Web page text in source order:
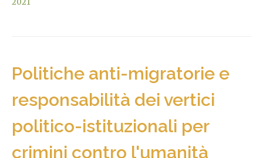
2021
Politiche anti-migratorie e
responsabilità dei vertici
politico-istituzionali per
crimini contro l'umanità